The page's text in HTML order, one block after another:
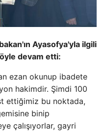
Ayasofya'yla ilgili
devam etti:
ezan okunup ibadete
hakimdir. Şimdi 100
ettiğimiz bu noktada,
binip
çalışıyorlar, gayri